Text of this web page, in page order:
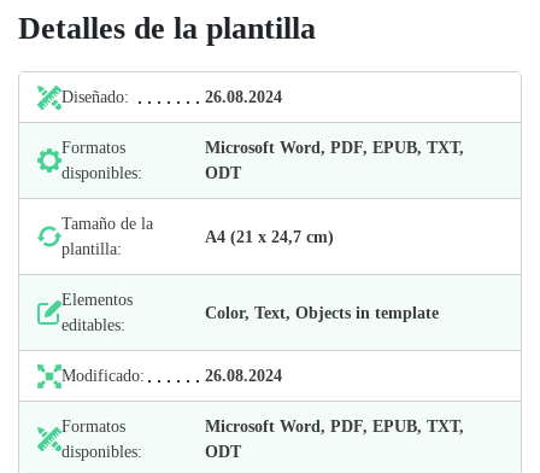
Detalles de la plantilla
Diseñado: 26.08.2024
Formatos
disponibles:
Microsoft Word, PDF, EPUB, TXT,
ODT
Tamaño de la
plantilla:
А4 (21 х 24,7 cm)
Elementos
editables:
Color, Text, Objects in template
Modificado: 26.08.2024
Formatos
disponibles:
Microsoft Word, PDF, EPUB, TXT,
ODT